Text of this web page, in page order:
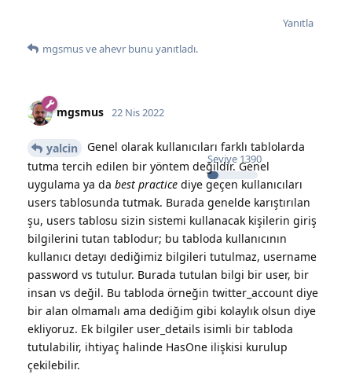
Yanıtla
mgsmusveahevr bunu yanıtladı.
mgsmus
Seviye 1390
22 Nis 2022
yalcin
Genel olarak kullanıcıları farklı tablolarda
tutma tercih edilen bir yöntem değildir. Genel
uygulama ya da best practice diye geçen kullanıcıları
users tablosunda tutmak. Burada genelde karıştırılan
şu, users tablosu sizin sistemi kullanacak kişilerin giriş
bilgilerini tutan tablodur; bu tabloda kullanıcının
kullanıcı detayı dediğimiz bilgileri tutulmaz, username
password vs tutulur. Burada tutulan bilgi bir user, bir
insan vs değil. Bu tabloda örneğin twitter_account diye
bir alan olmamalı ama dediğim gibi kolaylık olsun diye
ekliyoruz. Ek bilgiler user_details isimli bir tabloda
tutulabilir, ihtiyaç halinde HasOne ilişkisi kurulup
çekilebilir.